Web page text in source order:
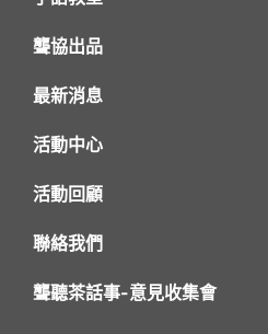
聾協出品
最新消息
活動中心
活動回顧
聯絡我們
聾聽茶話事-意見收集會